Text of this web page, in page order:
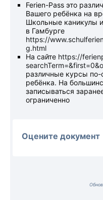
Ferien-Pass это
Вашего ребёнка на
Школьные каникулы
в Гамбурге
https://
g.html
На сайте https://
различные курсы по-
ребёнка. На
записываться
ограниченно
Оцените документ